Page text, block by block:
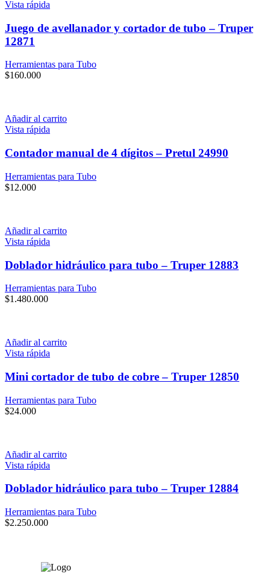
Vista rápida
Juego de avellanador y cortador de tubo – Truper
12871
Herramientas para Tubo
$160.000
Añadir al carrito
Vista rápida
Contador manual de 4 dígitos – Pretul 24990
Herramientas para Tubo
$12.000
Añadir al carrito
Vista rápida
Doblador hidráulico para tubo – Truper 12883
Herramientas para Tubo
$1.480.000
Añadir al carrito
Vista rápida
Mini cortador de tubo de cobre – Truper 12850
Herramientas para Tubo
$24.000
Añadir al carrito
Vista rápida
Doblador hidráulico para tubo – Truper 12884
Herramientas para Tubo
$2.250.000